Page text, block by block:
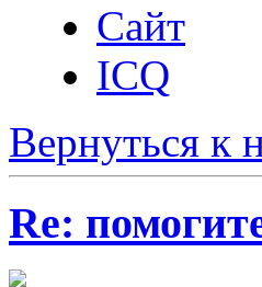
Сайт
ICQ
Вернуться к
Re: